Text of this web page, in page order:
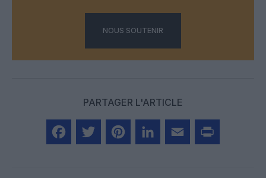
NOUS SOUTENIR
PARTAGER L'ARTICLE